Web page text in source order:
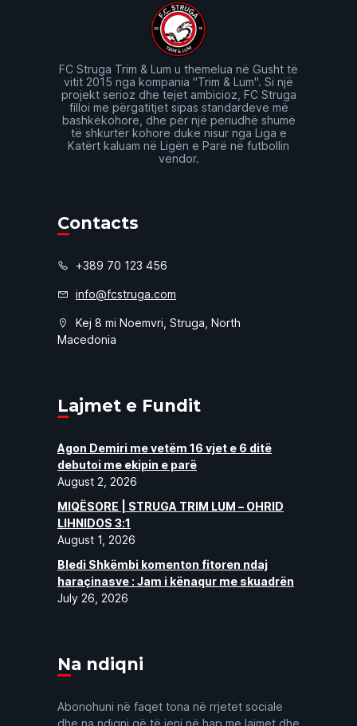
FC Struga Trim & Lum u themelua në Gusht të
vitit 2015 nga kompania "Trim & Lum". Si një
projekt serioz dhe tejet ambicioz, FC Struga
filloi me përgatitjet sipas standardeve më
bashkëkohore, dhe për një periudhë shumë
të shkurtër kohore duke nisur nga Liga e
Katërt kaluam në Ligën e Parë në futbollin
vendor.
Contacts
+389 70 123 456
info@fcstruga.com
Kej 8 mi Noemvri, Struga, North
Macedonia
Lajmet e Fundit
Agon Demiri me vetëm 16 vjet e 6 ditë
debutoi me ekipin e parë
August 2, 2026
MIQËSORE | STRUGA TRIM LUM – OHRID
LIHNIDOS 3:1
August 1, 2026
Bledi Shkëmbi komenton fitoren ndaj
haraçinasve : Jam i kënaqur me skuadrën
July 26, 2026
Na ndiqni
Abonohuni në faqet tona në rrjetet sociale